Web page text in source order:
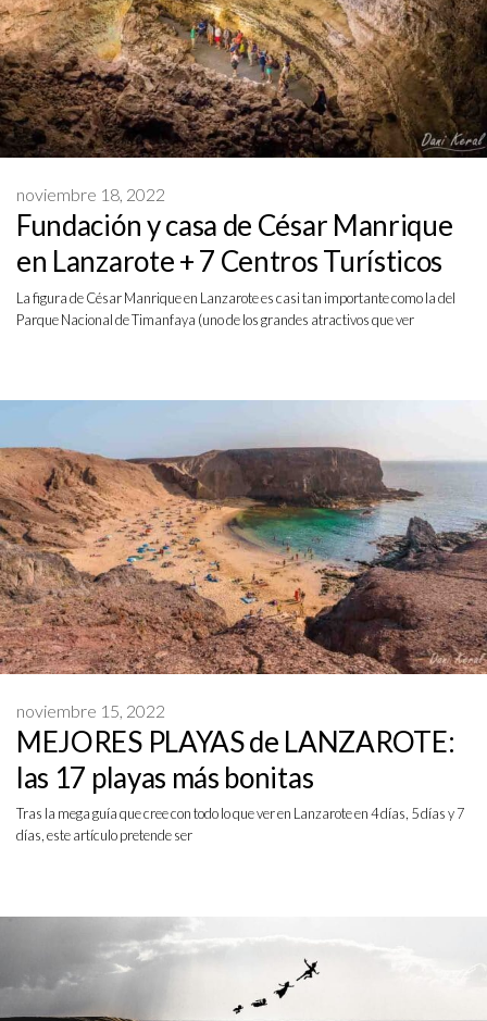
Fundación y casa de César Manrique
en Lanzarote + 7 Centros Turísticos
noviembre 18, 2022
La figura de César Manrique en Lanzarote es casi tan importante como la del
Parque Nacional de Timanfaya (uno de los grandes atractivos que ver
MEJORES PLAYAS de LANZAROTE:
las 17 playas más bonitas
noviembre 15, 2022
Tras la mega guía que cree con todo lo que ver en Lanzarote en 4 días, 5 días y 7
días, este artículo pretende ser